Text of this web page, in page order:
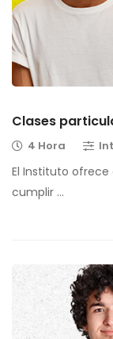
Clases
4 Hora
El Instituto ofrece
cumplir …